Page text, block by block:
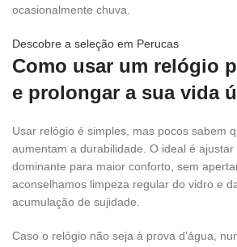
ocasionalmente chuva.
Descobre a seleção em Perucas
Como usar um relógio
e prolongar a sua vida
Usar relógio é simples, mas pocos sabem
aumentam a durabilidade. O ideal é
dominante para maior conforto, sem
aconselhamos limpeza regular do vidro e
acumulação de sujidade.
Caso o relógio não seja à prova d’água,